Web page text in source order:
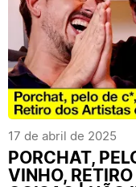
17 de abril de 2025
PORCHAT,
VINHO,